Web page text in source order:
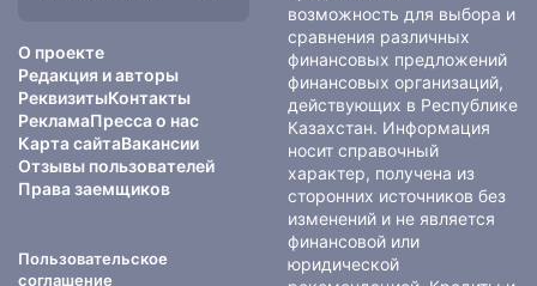
О проекте
Редакция и авторы
РеквизитыКонтакты
РекламаПресса о нас
Карта сайтаВакансии
Отзывы пользователей
Права заемщиков
Пользовательское
соглашение
возможность для выбора и
сравнения различных
финансовых предложений
финансовых организаций,
действующих в Республике
Казахстан. Информация
носит справочный
характер, получена из
сторонних источников без
изменений и не является
финансовой или
юридической